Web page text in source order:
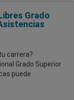
Grado
carrera?
Grado Superior
puede